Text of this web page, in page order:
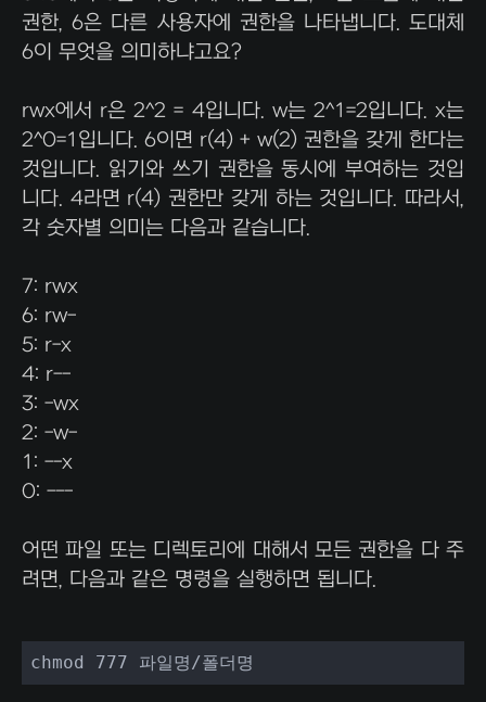
권한, 6은 다른 사용자에 권한을 나타냅니다. 도대체
6이 무엇을 의미하냐고요?
rwx에서 r은 2^2 = 4입니다. w는 2^1=2입니다. x는
2^0=1입니다. 6이면 r(4) + w(2) 권한을 갖게 한다는
것입니다. 읽기와 쓰기 권한을 동시에 부여하는 것입
니다. 4라면 r(4) 권한만 갖게 하는 것입니다. 따라서,
각 숫자별 의미는 다음과 같습니다.
7: rwx
6: rw-
5: r-x
4: r--
3: -wx
2: -w-
1: --x
0: ---
어떤 파일 또는 디렉토리에 대해서 모든 권한을 다 주
려면, 다음과 같은 명령을 실행하면 됩니다.
chmod 777 파일명/폴더명